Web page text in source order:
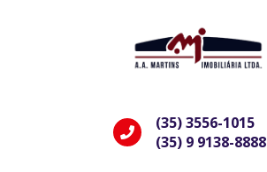
(35) 3556-1015
(35) 9 9138-8888